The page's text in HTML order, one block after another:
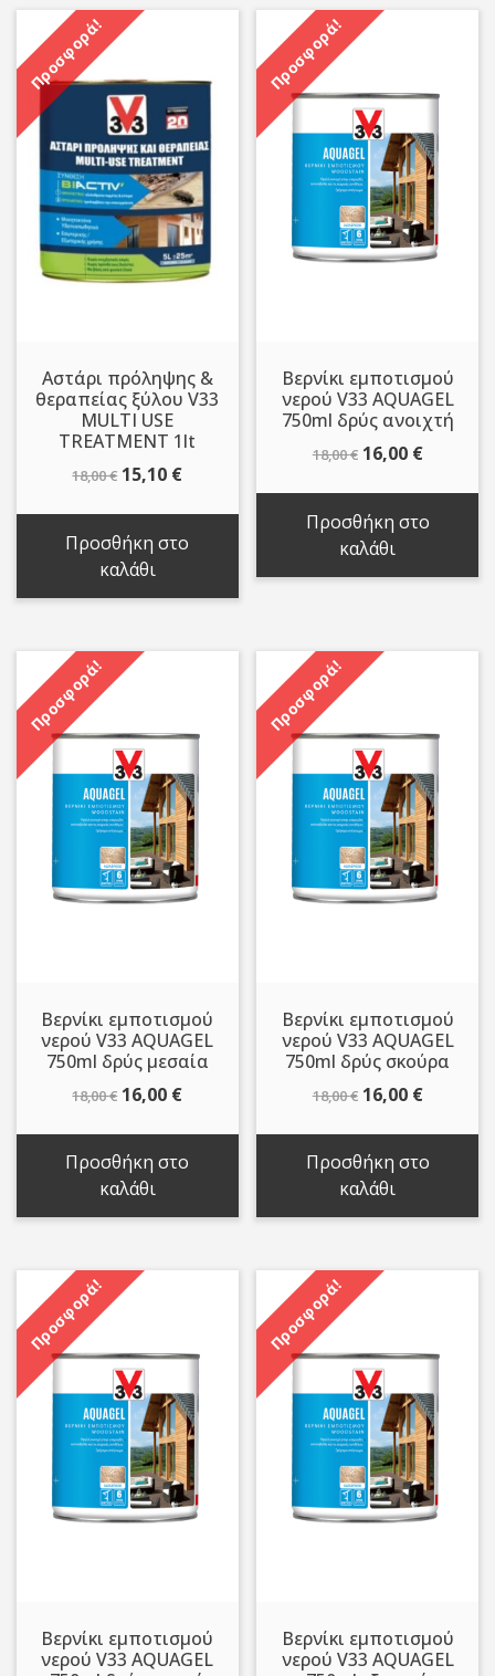
Προσφορά!
Αστάρι πρόληψης &
θεραπείας ξύλου V33
MULTI USE
TREATMENT 1lt
18,00€ Original
18,00 €.
15,10 €Η
τρέχουσα
είναι:
Προσθήκη στο
καλάθι
Προσφορά!
Βερνίκι εμποτισμού
νερού V33 AQUAGEL
750ml δρύς ανοιχτή
18,00€ Original
18,00 €.
16,00 €Η
είναι:
Προσθήκη στο
καλάθι
Προσφορά!
Βερνίκι εμποτισμού
νερού V33 AQUAGEL
750ml δρύς μεσαία
18,00€ Original
18,00 €.
16,00 €Η
είναι:
Προσθήκη στο
καλάθι
Προσφορά!
Βερνίκι εμποτισμού
νερού V33 AQUAGEL
750ml δρύς σκούρα
18,00€ Original
18,00 €.
16,00 €Η
είναι:
Προσθήκη στο
καλάθι
Προσφορά!
Βερνίκι εμποτισμού
νερού V33 AQUAGEL
Προσφορά!
Βερνίκι εμποτισμού
νερού V33 AQUAGEL